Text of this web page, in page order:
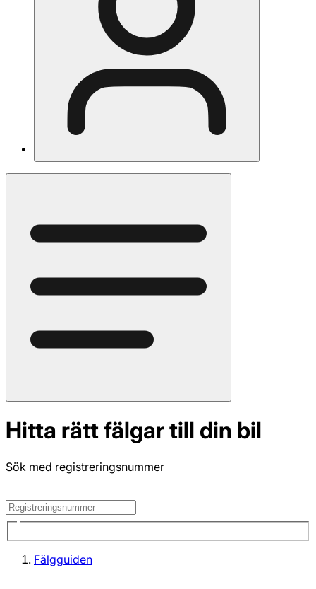
Hitta rätt fälgar till din bil
Sök med registreringsnummer
Fälgguiden